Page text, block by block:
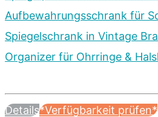
Details*Verfügbarkeit prüfen*